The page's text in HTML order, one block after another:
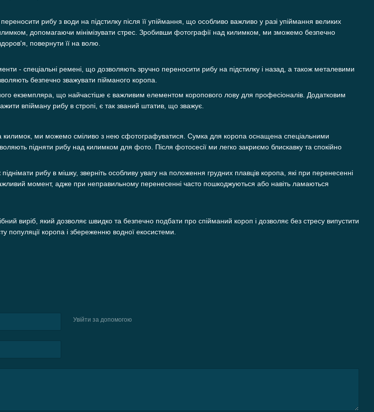
рибу з води на підстилку після її упіймання, що особливо важливо у разі упіймання великих
допомагаючи мінімізувати стрес. Зробивши фотографії над килимком, ми зможемо безпечно
повернути її на волю.
- спеціальні ремені, що дозволяють зручно переносити рибу на підстилку і назад, а також металевими
безпечно зважувати пійманого коропа.
екземпляра, що найчастіше є важливим елементом коропового лову для професіоналів. Додатковим
впійману рибу в стропі, є так званий штатив, що зважує.
килимок, ми можемо сміливо з нею сфотографуватися. Сумка для коропа оснащена спеціальними
підняти рибу над килимком для фото. Після фотосесії ми легко закриємо блискавку та спокійно
рибу в мішку, зверніть особливу увагу на положення грудних плавців коропа, які при перенесенні
момент, адже при неправильному перенесенні часто пошкоджуються або навіть ламаються
виріб, який дозволяє швидко та безпечно подбати про спійманий короп і дозволяє без стресу випустити
популяції коропа і збереженню водної екосистеми.
Увійти за допомогою